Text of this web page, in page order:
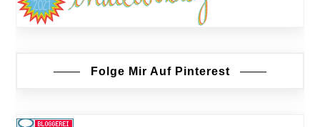
Folge Mir Auf Pinterest